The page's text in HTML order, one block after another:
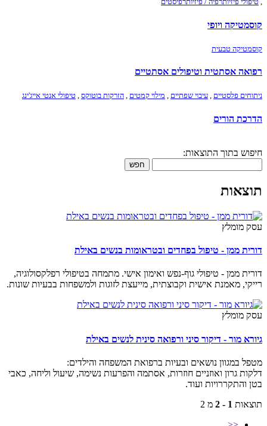
קוסמטיקה ויופי
קוסמטיקה טבעית
רפואה אסתטית וטיפולים אסתטיים
ניתוחים פלסטיים , עיבוי שפתיים , מילוי קמטים , הזרקות בוטוקס , טיפולי אנטי אייג'ינג
הדרכת הורים
חיפוש בתוך התוצאות:
חפש
תוצאות
עסק מומלץ
דורית ממן - טיפול בפחדים ובטראומות בנשים באילת
דורית ממן - טיפולי גוף-נפש ואימון אישי. מתמחה בטיפולי רפלקסולוגיה,
רייקי, מאמנת אישית וקבוצתית, מייעצת לזוגות ולמשפחות בבעיות שונות.
עסק מומלץ
גיורא מור - דיקור סיני ורפואה סינית לנשים באילת
מטפל במגוון נושאים ובעיות ברפואת המשפחה והילדים:
דלקות גרון ואוזניים חוזרות, אסתמה והפרעות נשימה, שיעול וליחה, כאבי
בטן והתקררויות ועוד.
תוצאות 1 - 2
מ 2